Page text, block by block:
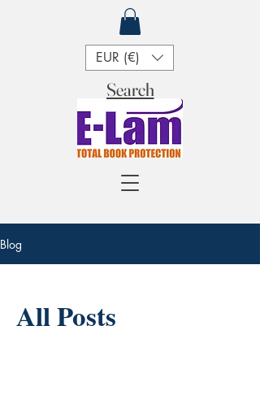
Search
EUR (€)
Blog
All Posts